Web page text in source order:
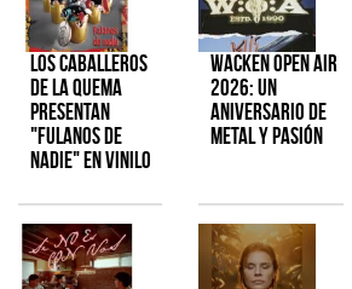
Los Caballeros
de la Quema
presentan
"Fulanos de
Nadie" en vinilo
Wacken Open Air
2026: Un
aniversario de
metal y pasión